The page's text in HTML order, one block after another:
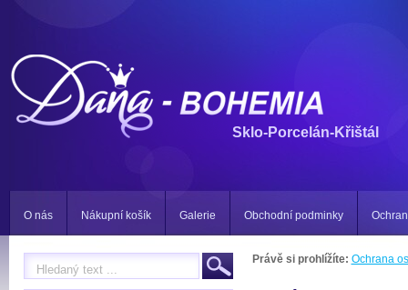
Sklo-Porcelán-Křištál
O nás Nákupní košík Galerie Obchodní podminky
Právě si prohlížíte: Ochrana